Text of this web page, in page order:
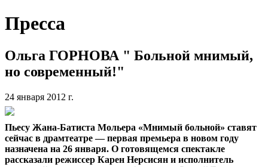
Пресса
Ольга ГОРНОВА " Больной мнимый,
но современный!"
24 января 2012 г.
Пьесу Жана-Батиста Мольера «Мнимый больной» ставят
сейчас в драмтеатре — первая премьера в новом году
назначена на 26 января. О готовящемся спектакле
рассказали режиссер Карен Нерсисян и исполнитель